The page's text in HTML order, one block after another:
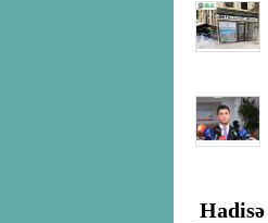
Hadisə